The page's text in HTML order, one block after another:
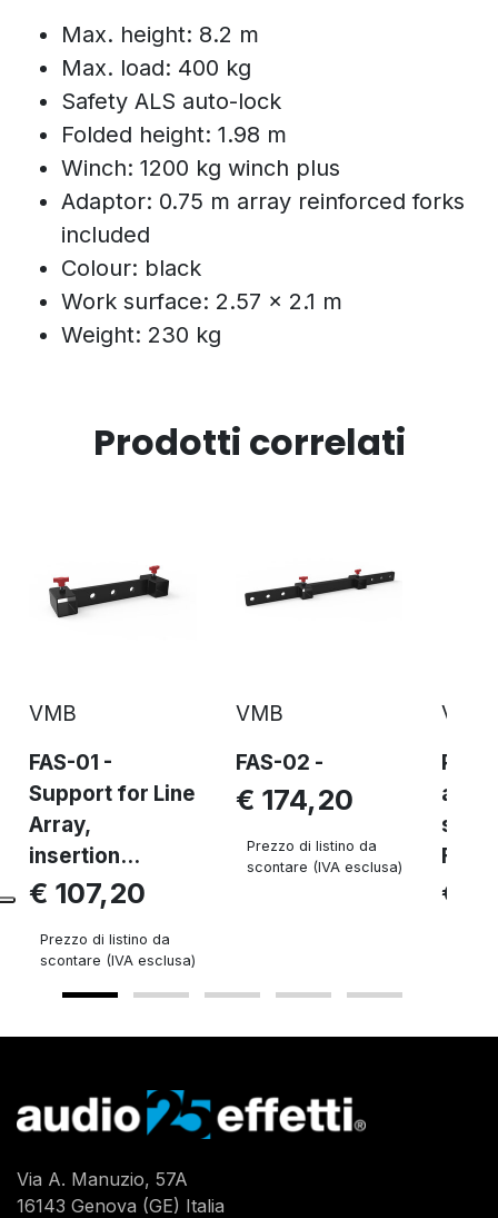
Max. height: 8.2 m
Max. load: 400 kg
Safety ALS auto-lock
Folded height: 1.98 m
Winch: 1200 kg winch plus
Adaptor: 0.75 m array reinforced forks
included
Colour: black
Work surface: 2.57 × 2.1 m
Weight: 230 kg
Prodotti correlati
VMB
FAS-01 -
Support for Line
Array,
insertion...
€ 107,20
Prezzo di listino da
scontare (IVA esclusa)
VMB
FAS-02 -
€ 174,20
Prezzo di listino da
scontare (IVA esclusa)
VMB
PR-
FAS-
€
Via A. Manuzio, 57A
16143 Genova (GE) Italia